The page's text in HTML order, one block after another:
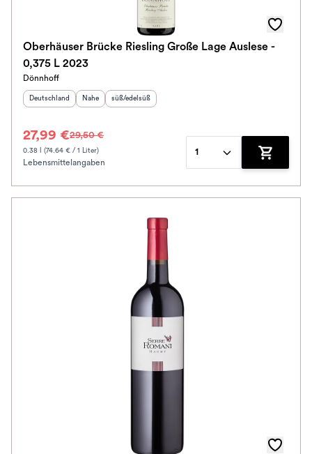
Oberhäuser Brücke Riesling Große Lage Auslese -
0,375 L 2023
Dönnhoff
Herkunftsland
Deutschland Herkunftsregion:
Nahe Geschmack:
süß/edelsüß
27,99 €29,50 €
0.38 l (74.64 € / 1 Liter)
Lebensmittelangaben
1
Zum